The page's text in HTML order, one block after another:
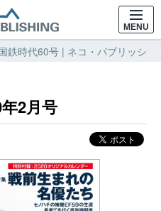
MENU
鉄時代60号 | ネコ・パブリッシ
2月号